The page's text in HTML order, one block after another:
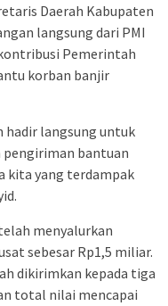
Daerah Kabupaten
langsung dari PMI
Pemerintah
korban banjir
hadir langsung untuk
pengiriman bantuan
kita yang terdampak
menyalurkan
sebesar Rp1,5 miliar.
dikirimkan kepada tiga
total nilai mencapai